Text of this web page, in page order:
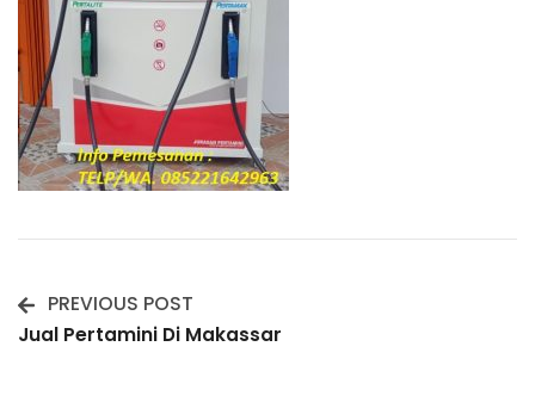
Post
PREVIOUS POST
Jual Pertamini Di Makassar